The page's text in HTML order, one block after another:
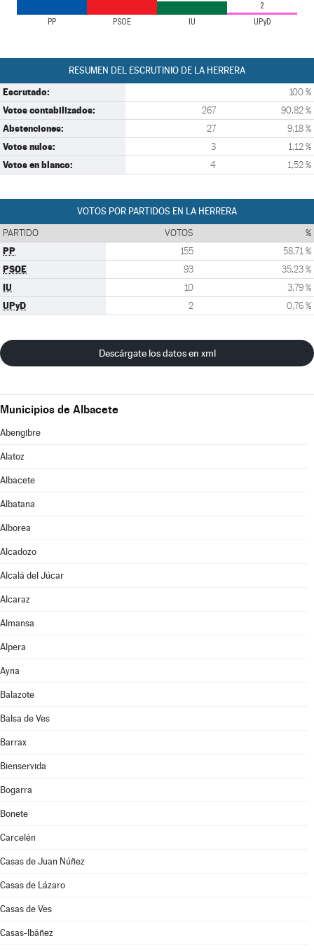
PP PSOE IU UPyD
2
RESUMEN DEL ESCRUTINIO DE LA HERRERA
Escrutado: 100 %
Votos contabilizados: 267 90,82 %
Abstenciones: 27 9,18 %
Votos nulos: 3 1,12 %
Votos en blanco: 4 1,52 %
VOTOS POR PARTIDOS EN LA HERRERA
PARTIDO VOTOS %
PP 155 58,71 %
PSOE 93 35,23 %
IU 10 3,79 %
UPyD 2 0,76 %
Descárgate los datos en xml
Municipios de Albacete
Abengibre
Alatoz
Albacete
Albatana
Alborea
Alcadozo
Alcalá del Júcar
Alcaraz
Almansa
Alpera
Ayna
Balazote
Balsa de Ves
Barrax
Bienservida
Bogarra
Bonete
Carcelén
Casas de Juan Núñez
Casas de Lázaro
Casas de Ves
Casas-Ibáñez